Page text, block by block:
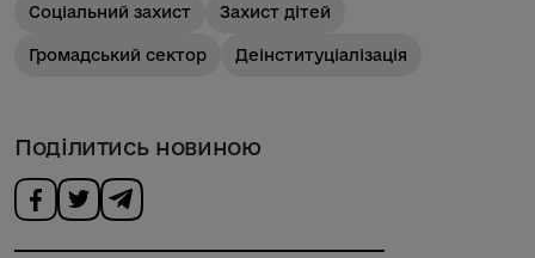
Соціальний захист Захист дітей
Громадський сектор Деінституціалізація
Поділитись новиною